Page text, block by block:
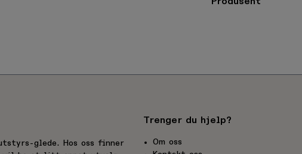
glede. Hos oss finner
Trenger du hjelp?
Om oss